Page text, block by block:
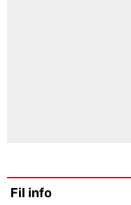
Fil info